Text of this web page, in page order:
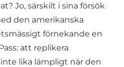
Jo, särskilt i sina försök
den amerikanska
förnekande en
att replikera
lika lämpligt när den